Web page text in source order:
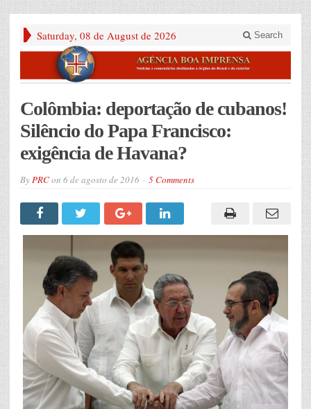
Saturday, 08 de August de 2026 Search
Colômbia: deportação de cubanos!
Silêncio do Papa Francisco:
exigência de Havana?
ByPRCon 6 de agosto de 2016 5 Comments